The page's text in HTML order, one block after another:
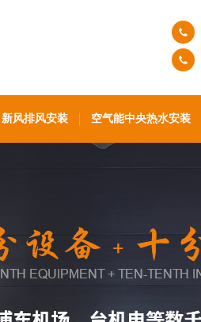
新风排风安装 空气能中央热水安装